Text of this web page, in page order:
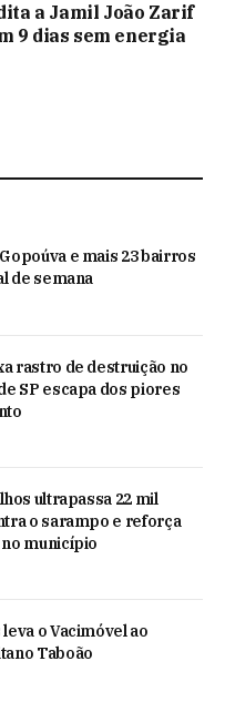
a Jamil João Zarif
9 dias sem energia
e mais 23 bairros
de semana
rastro de destruição no
SP escapa dos piores
ultrapassa 22 mil
o sarampo e reforça
município
o Vacimóvel ao
Taboão